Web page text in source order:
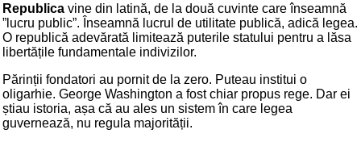
Republica vine din latină, de la două cuvinte care înseamnă
”lucru public”. Înseamnă lucrul de utilitate publică, adică legea.
O republică adevărată limitează puterile statului pentru a lăsa
libertățile fundamentale indivizilor.
Părinții fondatori au pornit de la zero. Puteau institui o
oligarhie. George Washington a fost chiar propus rege. Dar ei
știau istoria, așa că au ales un sistem în care legea
guvernează, nu regula majorității.